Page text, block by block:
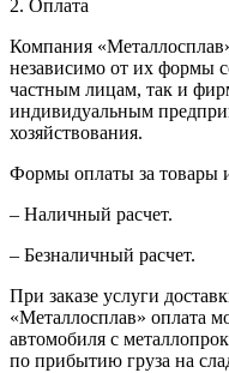
2. Оплата
Компания
независимо от их формы
частным лицам, так и
индивидуальным
хозяйствования.
Формы оплаты за товары
– Наличный расчет.
– Безналичный расчет.
При заказе услуги
«Металлосплав» оплата
автомобиля с
по прибытию груза на